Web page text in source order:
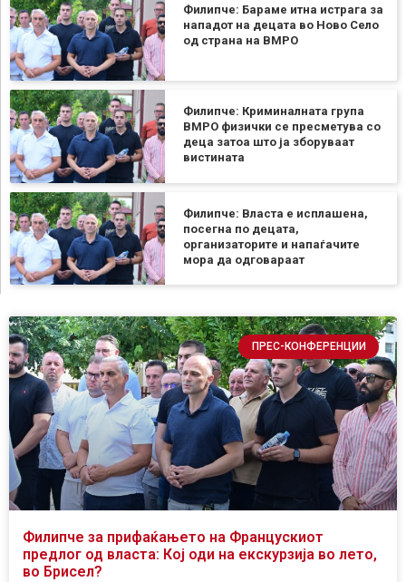
Филипче: Бараме итна истрага за
нападот на децата во Ново Село
од страна на ВМРО
Филипче: Криминалната група
ВМРО физички се пресметува со
деца затоа што ја зборуваат
вистината
Филипче: Власта е исплашена,
посегна по децата,
организаторите и напаѓачите
мора да одговараат
ПРЕС-КОНФЕРЕНЦИИ
Филипче за прифаќањето на Францускиот
предлог од власта: Кој оди на екскурзија во лето,
во Брисел?